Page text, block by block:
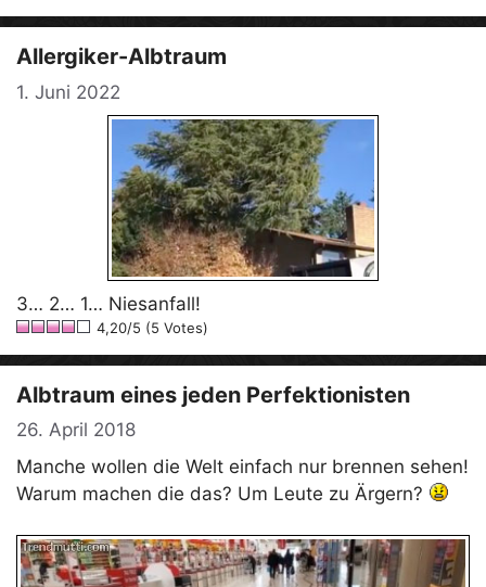
Allergiker-Albtraum
1. Juni 2022
3… 2… 1… Niesanfall!
4,20/5 (5 Votes)
Albtraum eines jeden Perfektionisten
26. April 2018
Manche wollen die Welt einfach nur brennen sehen!
Warum machen die das? Um Leute zu Ärgern?